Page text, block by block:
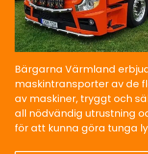
Bärgarna Värmland
maskintransporter av de
av maskiner, tryggt och
all nödvändig utrustning
för att kunna göra tunga